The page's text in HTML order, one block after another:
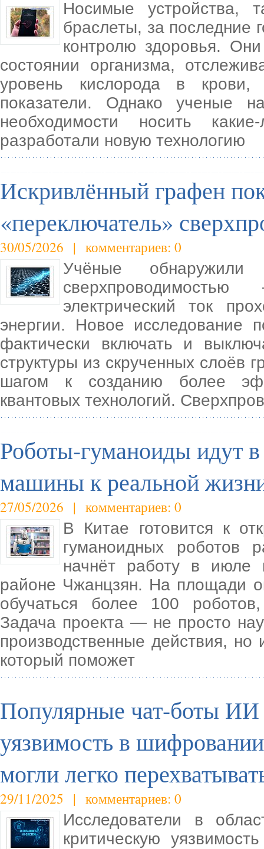
Носимые устройства,
браслеты, за последние
контролю здоровья.
состоянии организма,
уровень кислорода в
показатели. Однако ученые
необходимости носить
разработали новую технологию
Искривлённый графен
«переключатель»
30/05/2026 | комментариев: 0
Учёные обнаружили
электрический ток
энергии. Новое исследование
фактически включать и
структуры из скрученных слоёв
шагом к созданию более
квантовых технологий.
Роботы-гуманоиды идут
машины к реальной
27/05/2026 | комментариев: 0
В Китае готовится к
гуманоидных роботов
начнёт работу в июле
районе Чжанцзян. На площади
обучаться более 100
Задача проекта — не просто
производственные действия,
который поможет
Популярные чат-боты
уязвимость в
могли легко
29/11/2025 | комментариев: 0
Исследователи в
критическую